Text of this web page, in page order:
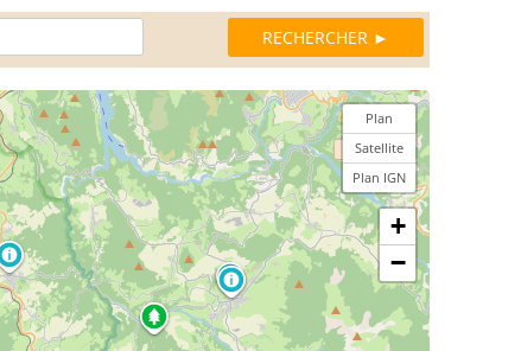
Plan
Satellite
Plan IGN
+
−